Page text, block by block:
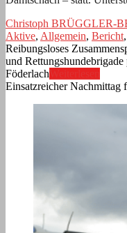
Christoph BRÜGGLER-
Aktive, Allgemein, Bericht,
Reibungsloses
und
Föderlach
Einsatzreicher Nachmittag